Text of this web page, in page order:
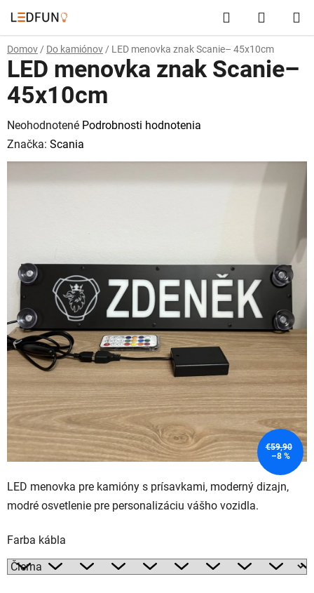
na
obsah
Hľadať
KOŠÍK
Domov / Do kamiónov / LED menovka znak Scanie– 45x10cm
LED menovka pre kamióny s prísavkami, moderný dizajn,
modré osvetlenie pre personalizáciu vášho vozidla.
Farba kábla
LED menovka znak Scanie–
45x10cm
Priemerné
hodnotenie
produktu
je
Neohodnotené Podrobnosti hodnotenia
Značka: Scania
€59,90
–8 %